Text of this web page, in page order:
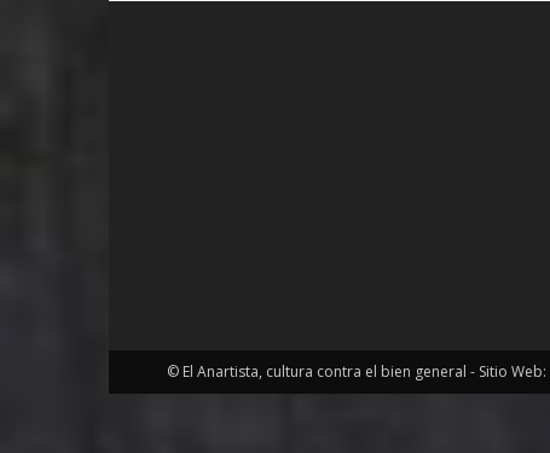
© El Anartista, cultura contra el bien general - Sitio Web: